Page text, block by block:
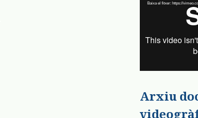
vídeo
Baixa el fitxer: https://
Arxiu